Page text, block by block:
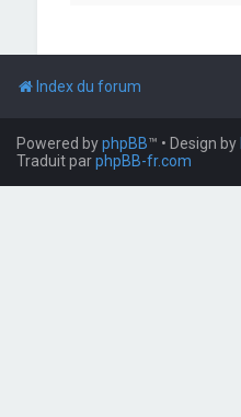
Index du forum
Powered byphpBB™ • Design by
Traduit parphpBB-fr.com